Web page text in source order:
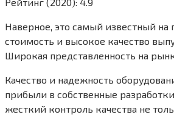
Рейтинг (2020): 4.9
Наверное, это самый известный на
стоимость и высокое качество
Широкая представленность на
Качество и надежность
прибыли в собственные
жесткий контроль качества не